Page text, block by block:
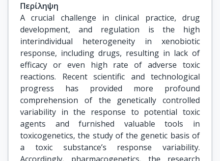
Περίληψη
A crucial challenge in clinical practice, drug
development, and regulation is the high
interindividual heterogeneity in xenobiotic
response, including drugs, resulting in lack of
efficacy or even high rate of adverse toxic
reactions. Recent scientific and technological
progress has provided more profound
comprehension of the genetically controlled
variability in the response to potential toxic
agents and furnished valuable tools in
toxicogenetics, the study of the genetic basis of
a toxic substance’s response variability.